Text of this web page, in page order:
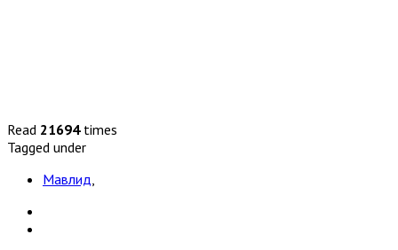
Read 21694times
Tagged under
Мавлид